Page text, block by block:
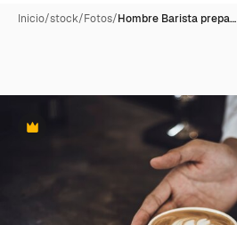
Inicio/stock/Fotos/Hombre Barista prepa…
Premium